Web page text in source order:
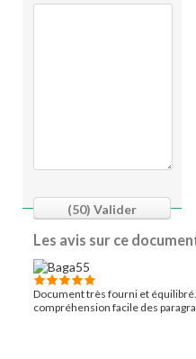
(50) Valider
Les avis sur ce
Document très fourni et
compréhension facile des